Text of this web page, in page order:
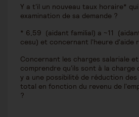
Y a t'il un nouveau taux horaire*
examination de sa demande ?
* 6,59 (aidant familial) a ~11
cesu) et concernant l'heure d'aide
Concernant les charges salariale
comprendre qu'ils sont à la charge
y a une possibilité de réduction
total en fonction du revenu de
?